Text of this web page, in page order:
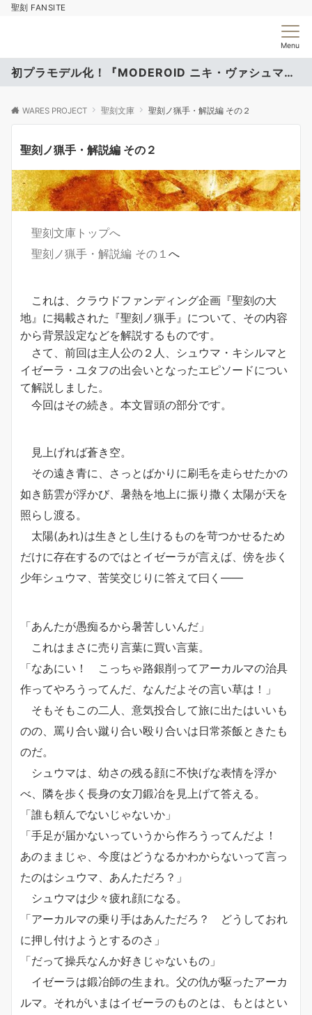
聖刻 FANSITE
Menu
初プラモデル化！『MODEROID ニキ・ヴァシュマール』
WARES PROJECT 聖刻文庫 聖刻ノ猟手・解説編 その２
聖刻ノ猟手・解説編 その２
聖刻文庫トップへ
聖刻ノ猟手・解説編 その１ へ
これは、クラウドファンディング企画『聖刻の大
地』に掲載された『聖刻ノ猟手』について、その内容
から背景設定などを解説するものです。
さて、前回は主人公の２人、シュウマ・キシルマと
イゼーラ・ユタフの出会いとなったエピソードについ
て解説しました。
今回はその続き。本文冒頭の部分です。
見上げれば蒼き空。
その遠き青に、さっとばかりに刷毛を走らせたかの
如き筋雲が浮かび、暑熱を地上に振り撒く太陽が天を
照らし渡る。
太陽(あれ)は生きとし生けるものを苛つかせるため
だけに存在するのではとイゼーラが言えば、傍を歩く
少年シュウマ、苦笑交じりに答えて曰く――
「あんたが愚痴るから暑苦しいんだ」
これはまさに売り言葉に買い言葉。
「なあにい！ こっちゃ路銀削ってアーカルマの治具
作ってやろうってんだ、なんだよその言い草は！」
そもそもこの二人、意気投合して旅に出たはいいも
のの、罵り合い蹴り合い殴り合いは日常茶飯ときたも
のだ。
シュウマは、幼さの残る顔に不快げな表情を浮か
べ、隣を歩く長身の女刀鍛冶を見上げて答える。
「誰も頼んでないじゃないか」
「手足が届かないっていうから作ろうってんだよ！
あのままじゃ、今度はどうなるかわからないって言っ
たのはシュウマ、あんただろ？」
シュウマは少々疲れ顔になる。
「アーカルマの乗り手はあんただろ？ どうしておれ
に押し付けようとするのさ」
「だって操兵なんか好きじゃないもの」
イゼーラは鍛冶師の生まれ。父の仇が駆ったアーカ
ルマ。それがいまはイゼーラのものとは、もとはとい